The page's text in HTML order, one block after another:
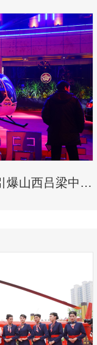
飞机之家空中广告引爆山西吕梁中阳县上空